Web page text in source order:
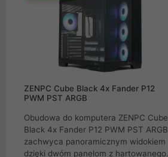
ZENPC Cube Black 4x Fander P12
PWM PST ARGB
Obudowa do komputera ZENPC Cube
Black 4x Fander P12 PWM PST ARGB
zachwyca panoramicznym widokiem
dzięki dwóm panelom z hartowanego